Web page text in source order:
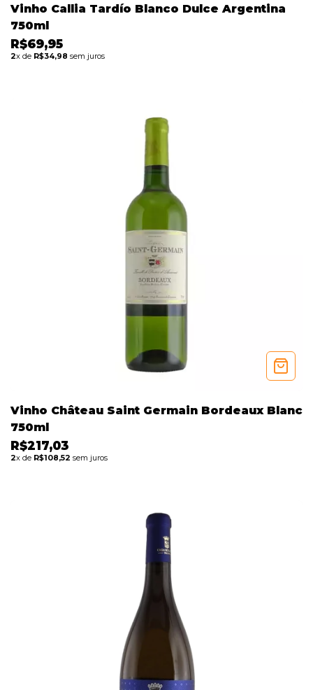
Vinho Callia Tardío Blanco Dulce Argentina
750ml
R$69,95
2x de R$34,98 sem juros
Vinho Château Saint Germain Bordeaux Blanc
750ml
R$217,03
2x de R$108,52 sem juros